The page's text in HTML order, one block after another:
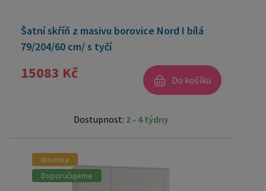
Šatní skříň z masivu borovice Nord I bílá
79/204/60 cm/ s tyčí
15083 Kč Do košíku
Dostupnost: 2 - 4 týdny
Novinka
Doporučujeme